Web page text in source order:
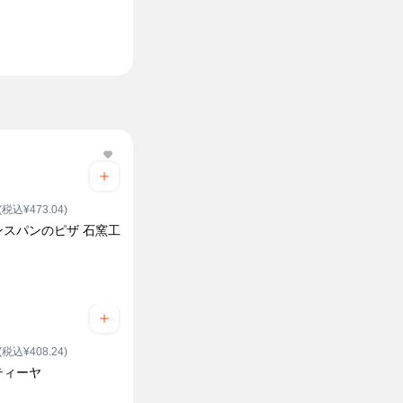
税込¥473.04)
スパンのピザ 石窯工
税込¥408.24)
ィーヤ